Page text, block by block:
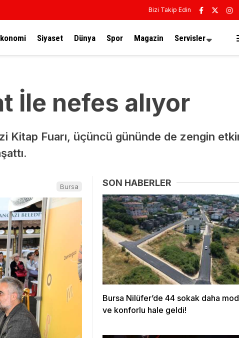
Bizi Takip Edin
Siyaset Dünya Spor Magazin Servisler
İle nefes alıyor
Kitap Fuarı, üçüncü gününde de zengin
Bursa SON HABERLER
Bursa Nilüfer’de 44 sokak daha
ve konforlu hale geldi!